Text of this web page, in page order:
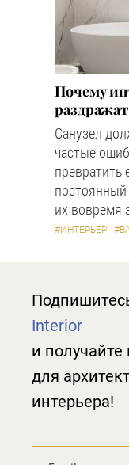
Почему
Санузел
частые
постоянный
их вовремя
#ИНТЕРЬЕР
Interior
и получайте
для
интерьера!